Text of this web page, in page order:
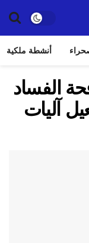
أنشطة ملكية
الفساد
آليات